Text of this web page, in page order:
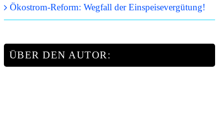
Ökostrom-Reform: Wegfall der Einspeisevergütung!
ÜBER DEN AUTOR: